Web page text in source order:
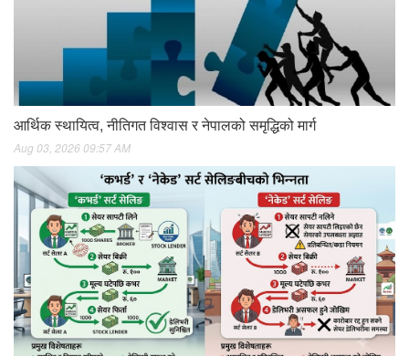
आर्थिक स्थायित्व, नीतिगत विश्वास र नेपालको समृद्धिको मार्ग
Aug 03, 2026 09:57 AM